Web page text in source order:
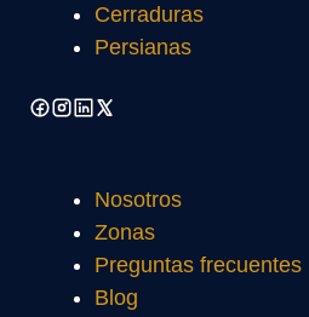
Cerraduras
Persianas
Nosotros
Zonas
Preguntas frecuentes
Blog